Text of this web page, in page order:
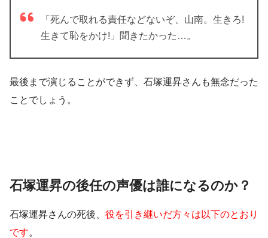
「死んで取れる責任などないぞ、山南。生きろ!
生きて恥をかけ!」聞きたかった…。
最後まで演じることができず、石塚運昇さんも無念だった
ことでしょう。
石塚運昇の後任の声優は誰になるのか？
石塚運昇さんの死後、 役を引き継いだ方々は以下のとおり
です。